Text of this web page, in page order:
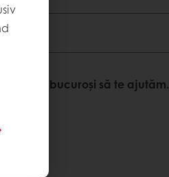
Suntem bucuroși să te ajutăm.